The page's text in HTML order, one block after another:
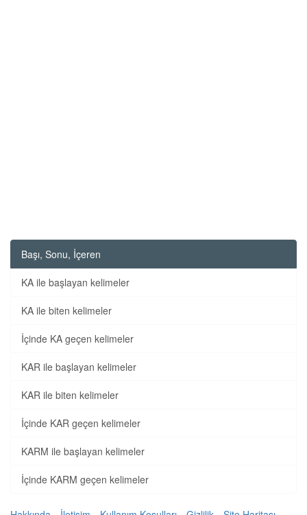
Başı, Sonu, İçeren
KA ile başlayan kelimeler
KA ile biten kelimeler
İçinde KA geçen kelimeler
KAR ile başlayan kelimeler
KAR ile biten kelimeler
İçinde KAR geçen kelimeler
KARM ile başlayan kelimeler
İçinde KARM geçen kelimeler